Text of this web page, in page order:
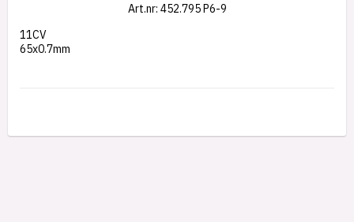
Art.nr: 452.795 P6-9
11CV
65x0.7mm